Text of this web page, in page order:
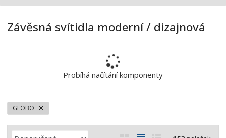
d
t
d
í
Závěsná svítidla moderní / dizajnová
Probíhá načítání komponenty
GLOBO